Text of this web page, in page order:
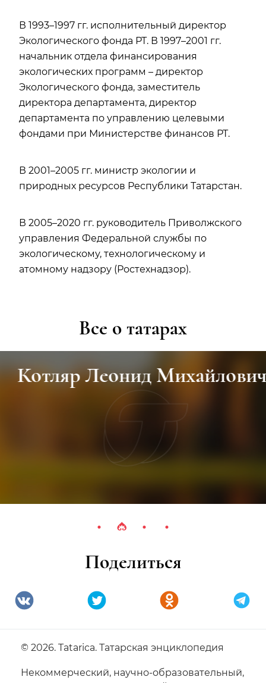
В 1993–1997 гг. исполнительный директор
Экологического фонда РТ. В 1997–2001 гг.
начальник отдела финансирования
экологических программ – директор
Экологического фонда, заместитель
директора департамента, директор
департамента по управлению целевыми
фондами при Министерстве финансов РТ.
В 2001–2005 гг. министр экологии и
природных ресурсов Республики Татарстан.
В 2005–2020 гг. руководитель Приволжского
управления Федеральной службы по
экологическому, технологическому и
атомному надзору (Ростехнадзор).
Все о татарах
Котляр Леонид Михайлович
Поделиться
© 2026. Tatarica. Татарская энциклопедия
Некоммерческий, научно-образовательный,